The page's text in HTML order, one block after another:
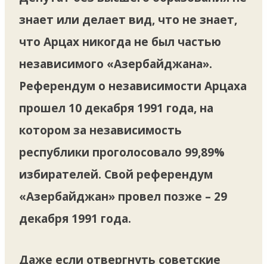
знает или делает вид, что не знает,
что Арцах никогда не был частью
независимого «Азербайджана».
Референдум о независимости Арцаха
прошел 10 декабря 1991 года, на
котором за независимость
республики проголосовало 99,89%
избирателей. Свой референдум
«Азербайджан» провел позже – 29
декабря 1991 года.
Даже если отвергнуть советские